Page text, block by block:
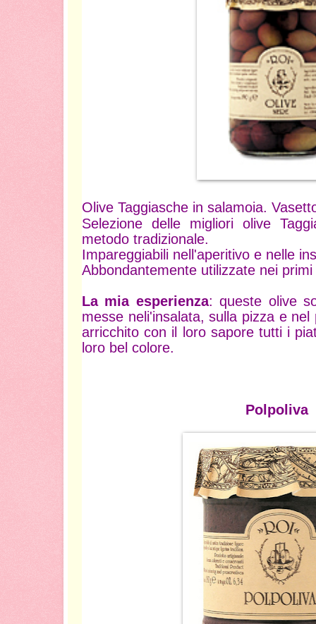
Olive Taggiasche in salamoia.
Selezione delle migliori olive
metodo tradizionale.
Impareggiabili nell'aperitivo e nelle
Abbondantemente utilizzate nei
La mia esperienza: queste olive
messe neli'insalata, sulla pizza e
arricchito con il loro sapore tutti i
loro bel colore.
Polpoliva